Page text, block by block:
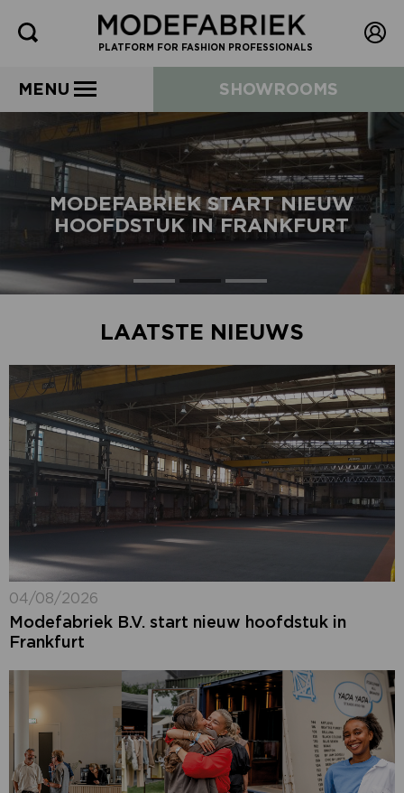
PLATFORM FOR FASHION PROFESSIONALS
MENU SHOWROOMS
MODEFABRIEK START NIEUW
HOOFDSTUK IN FRANKFURT
LAATSTE NIEUWS
04/08/2026
Modefabriek B.V. start nieuw hoofdstuk in
Frankfurt